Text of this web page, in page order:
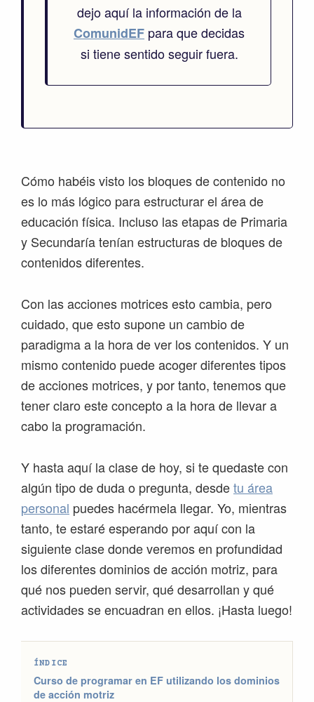
dejo aquí la información de la
ComunidEF para que decidas
si tiene sentido seguir fuera.
Cómo habéis visto los bloques de contenido no
es lo más lógico para estructurar el área de
educación física. Incluso las etapas de Primaria
y Secundaría tenían estructuras de bloques de
contenidos diferentes.
Con las acciones motrices esto cambia, pero
cuidado, que esto supone un cambio de
paradigma a la hora de ver los contenidos. Y un
mismo contenido puede acoger diferentes tipos
de acciones motrices, y por tanto, tenemos que
tener claro este concepto a la hora de llevar a
cabo la programación.
Y hasta aquí la clase de hoy, si te quedaste con
algún tipo de duda o pregunta, desdetu área
personal puedes hacérmela llegar. Yo, mientras
tanto, te estaré esperando por aquí con la
siguiente clase donde veremos en profundidad
los diferentes dominios de acción motriz, para
qué nos pueden servir, qué desarrollan y qué
actividades se encuadran en ellos. ¡Hasta luego!
ÍNDICE
Curso de programar en EF utilizando los dominios
de acción motriz